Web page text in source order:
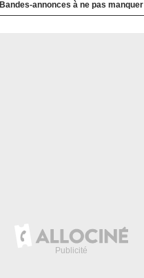
Bandes-annonces à ne pas manquer